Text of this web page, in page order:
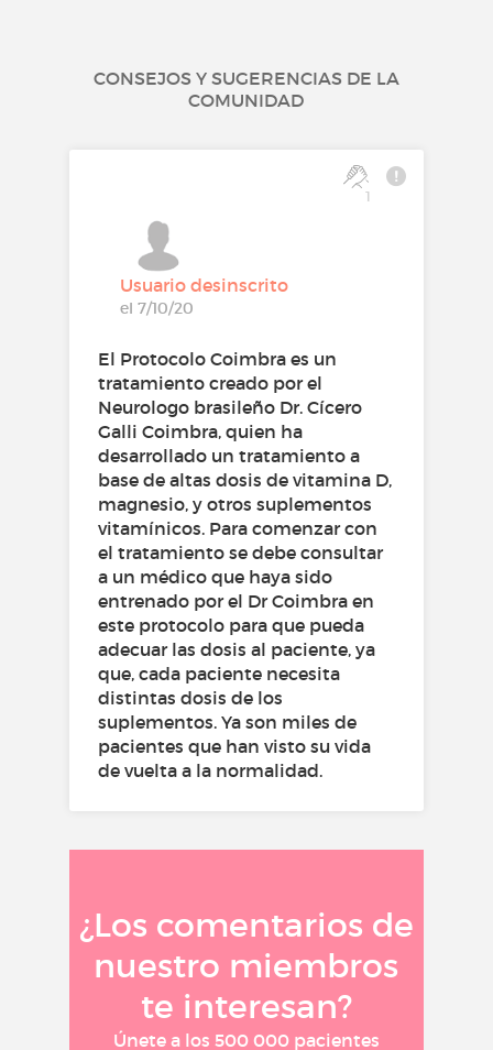
CONSEJOS Y SUGERENCIAS DE LA
COMUNIDAD
1
Usuario desinscrito
el 7/10/20
El Protocolo Coimbra es un
tratamiento creado por el
Neurologo brasileño Dr. Cícero
Galli Coimbra, quien ha
desarrollado un tratamiento a
base de altas dosis de vitamina D,
magnesio, y otros suplementos
vitamínicos. Para comenzar con
el tratamiento se debe consultar
a un médico que haya sido
entrenado por el Dr Coimbra en
este protocolo para que pueda
adecuar las dosis al paciente, ya
que, cada paciente necesita
distintas dosis de los
suplementos. Ya son miles de
pacientes que han visto su vida
de vuelta a la normalidad.
¿Los comentarios de
nuestro miembros
te interesan?
Únete a los 500 000 pacientes